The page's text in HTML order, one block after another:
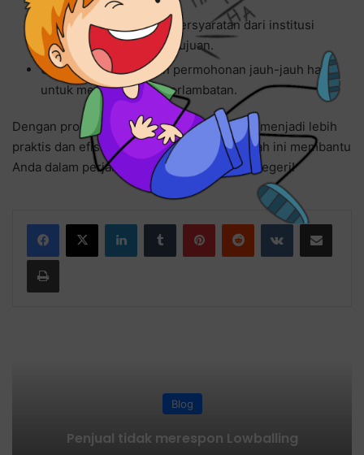
Periksa kebijakan atau persyaratan dari institusi
pendidikan dan negara tujuan.
Usahakan mengajukan permohonan jauh-jauh hari
untuk menghindari keterlambatan.
Dengan proses online ini, mengurus SKCK menjadi lebih
praktis dan efisien. Semoga langkah-langkah ini membantu
Anda dalam perjalanan pendidikan ke luar negeri!
VKontakte
Blog
Penjual tidak merespon Lowballing